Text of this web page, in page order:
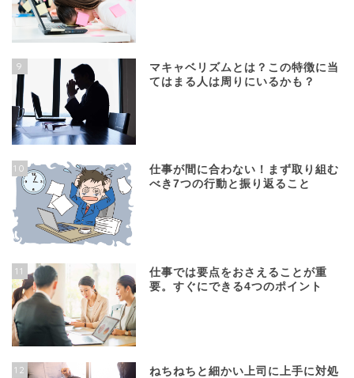
9
マキャベリズムとは？この特徴に当
てはまる人は周りにいるかも？
10
仕事が間に合わない！まず取り組む
べき7つの行動と振り返ること
11
仕事では要点をおさえることが重
要。すぐにできる4つのポイント
12
ねちねちと細かい上司に上手に対処